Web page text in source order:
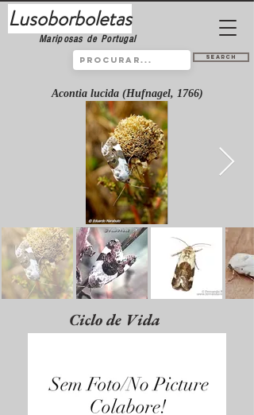
Lusoborboletas
Mariposas de Portugal
Search
Acontia lucida (Hufnagel, 1766)
Ciclo de Vida